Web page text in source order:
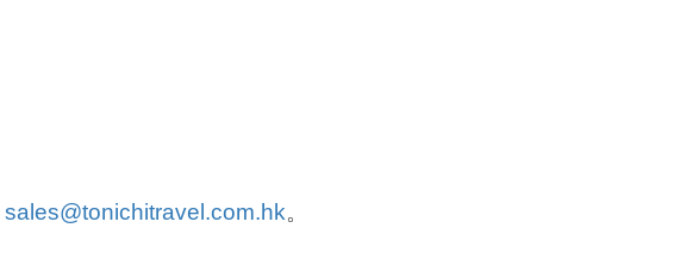
sales@tonichitravel.com.hk。